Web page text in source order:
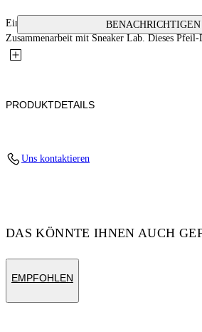
Eine neue Kollektion von Schuh-
Zusammenarbeit mit Sneaker Lab. Dieses
PRODUKTDETAILS
Uns kontaktieren
DAS KÖNNTE IHNEN AUCH
EMPFOHLEN